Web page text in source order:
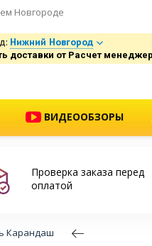
Новгороде
Нижний Новгород
доставки от Расчет
ВИДЕООБЗОРЫ
Проверка заказа перед
оплатой
Карандаш